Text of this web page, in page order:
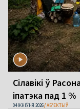
Сілавікі ў
іпатэка пад 1 %
04 ЖНІЎНЯ 2026 АБ'ЕКТЫЎ